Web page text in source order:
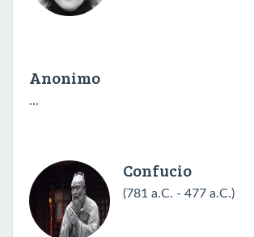
Anonimo
...
Confucio
(781 a.C. - 477 a.C.)